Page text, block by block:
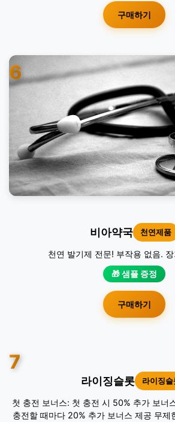
구매하기
6
비아약국 천연제품
천연 발기제 전문! 부작용 없음.
🎁 샘플 증정
구매하기
7
라이징슬롯 라이징슬
첫 충전 보너스: 첫 충전 시 50% 추가 보너
충전할 때마다 20% 추가 보너스 제공 무제